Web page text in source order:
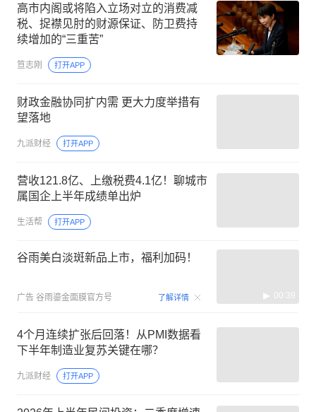
高市内阁或将陷入立场对立的消费减
税、捉襟见肘的财源保证、防卫费持
续增加的“三重苦”
笪志刚 打开APP
财政金融协同扩内需 更大力度举措有
望落地
九派财经 打开APP
营收121.8亿、上缴税费4.1亿！聊城市
属国企上半年成绩单出炉
生活帮 打开APP
谷雨美白淡斑新品上市，福利加码！
广告 谷雨鎏金面膜官方号 了解详情 00:39
4个月连续扩张后回落！从PMI数据看
下半年制造业复苏关键在哪？
九派财经 打开APP